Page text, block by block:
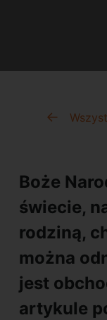
Boże
świecie,
rodziną,
można
jest
artykule